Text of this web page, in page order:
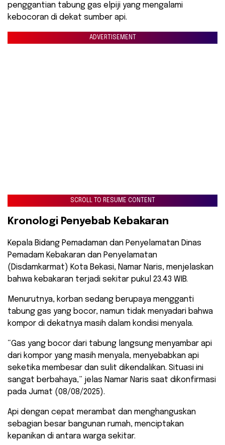
penggantian tabung gas elpiji yang mengalami
kebocoran di dekat sumber api.
ADVERTISEMENT
SCROLL TO RESUME CONTENT
Kronologi Penyebab Kebakaran
Kepala Bidang Pemadaman dan Penyelamatan Dinas
Pemadam Kebakaran dan Penyelamatan
(Disdamkarmat) Kota Bekasi, Namar Naris, menjelaskan
bahwa kebakaran terjadi sekitar pukul 23.43 WIB.
Menurutnya, korban sedang berupaya mengganti
tabung gas yang bocor, namun tidak menyadari bahwa
kompor di dekatnya masih dalam kondisi menyala.
“Gas yang bocor dari tabung langsung menyambar api
dari kompor yang masih menyala, menyebabkan api
seketika membesar dan sulit dikendalikan. Situasi ini
sangat berbahaya,” jelas Namar Naris saat dikonfirmasi
pada Jumat (08/08/2025).
Api dengan cepat merambat dan menghanguskan
sebagian besar bangunan rumah, menciptakan
kepanikan di antara warga sekitar.